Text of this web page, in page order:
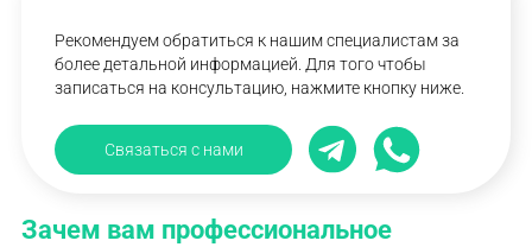
Рекомендуем обратиться к нашим специалистам за
более детальной информацией. Для того чтобы
записаться на консультацию, нажмите кнопку ниже.
Связаться с нами
Зачем вам профессиональное